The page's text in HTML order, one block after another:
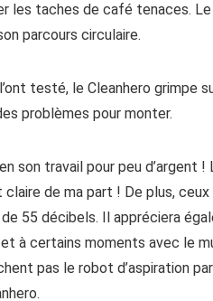
les taches de café tenaces.
parcours circulaire.
testé, le Cleanhero grimpe
problèmes pour monter.
son travail pour peu d’argent
claire de ma part ! De plus,
55 décibels. Il appréciera
à certains moments avec le
pas le robot d’aspiration